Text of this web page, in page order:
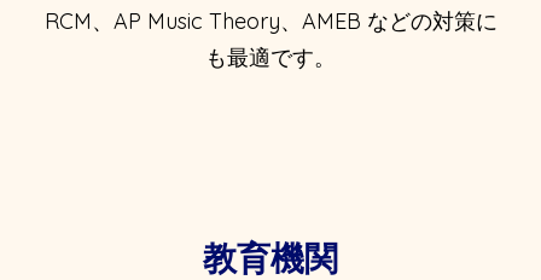
RCM、AP Music Theory、AMEB などの対策に
も最適です。
教育機関